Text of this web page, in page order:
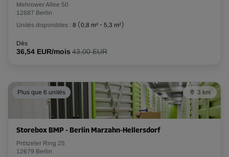
Dès
Surface: 4 m²
Volume: 10,77 m³
Larg: m Haut:2,7m
Dès
Mehrower Allee 50
12687 Berlin
Unités disponibles : 8 (0,8 m² - 5,3 m²)
Dès
36,54 EUR/mois 43,00 EUR
Plus que 6 unités 3 km
Storebox BMP - Berlin Marzahn-Hellersdorf
Prötzeler Ring 25
12679 Berlin